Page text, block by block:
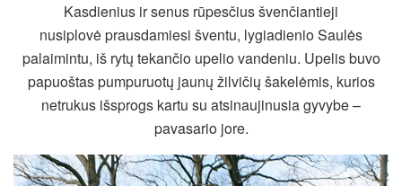
Kasdienius ir senus rūpesčius švenčiantieji
nusiplovė prausdamiesi šventu, lygiadienio Saulės
palaimintu, iš rytų tekančio upelio vandeniu. Upelis buvo
papuoštas pumpuruotų jaunų žilvičių šakelėmis, kurios
netrukus išsprogs kartu su atsinaujinusia gyvybe –
pavasario jore.